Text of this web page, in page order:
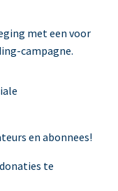
met een voor
campagne.
en abonnees!
te